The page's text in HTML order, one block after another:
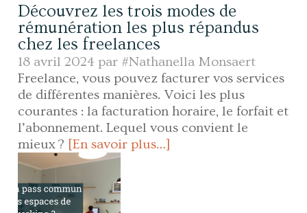
Découvrez les trois modes de
rémunération les plus répandus
chez les freelances
18 avril 2024 par #Nathanella Monsaert
Freelance, vous pouvez facturer vos services
de différentes manières. Voici les plus
courantes : la facturation horaire, le forfait et
l’abonnement. Lequel vous convient le
mieux ? [En savoir plus…]